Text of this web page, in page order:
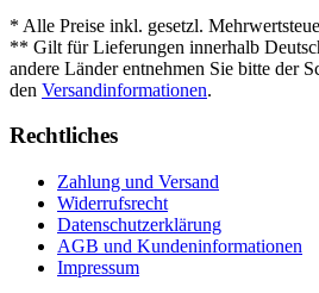
* Alle Preise inkl. gesetzl.
** Gilt für Lieferungen innerhalb
andere Länder entnehmen Sie bitte der
den Versandinformationen.
Rechtliches
Zahlung und Versand
Widerrufsrecht
Datenschutzerklärung
AGB und Kundeninformationen
Impressum